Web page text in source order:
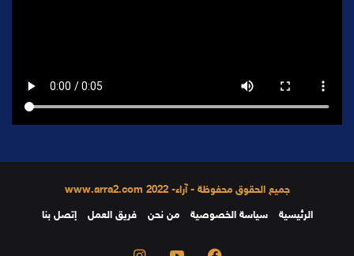
جميع الحقوق محفوظة - آراء- 2022 www.arra2.com
الرئيسية
سياسة الخصوصية من نحن فريق العمل إتصل بنا